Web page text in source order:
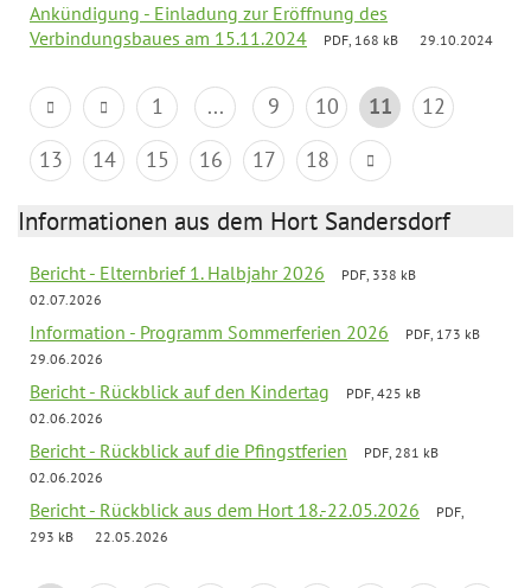
Ankündigung - Einladung zur Eröffnung des
Verbindungsbaues am 15.11.2024
PDF, 168 kB 29.10.2024
1 ... 9 10 11
12
13
14 15 16 17 18
Informationen aus dem Hort Sandersdorf
Bericht - Elternbrief 1. Halbjahr 2026
PDF, 338 kB
02.07.2026
Information - Programm Sommerferien 2026
PDF, 173 kB
29.06.2026
Bericht - Rückblick auf den Kindertag
PDF, 425 kB
02.06.2026
Bericht - Rückblick auf die Pfingstferien
PDF, 281 kB
02.06.2026
Bericht - Rückblick aus dem Hort 18.-22.05.2026
PDF,
293 kB
22.05.2026